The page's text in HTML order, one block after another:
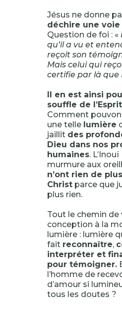
Jésus ne donne
déchire une
Question de foi : «
qu’il a vu et
reçoit son
Mais celui qui
certifie par là que
Il en est ainsi
souffle de
Comment
une telle lumière
jaillit des
Dieu dans nos
humaines.
murmure aux
n’ont rien de
Christparce que
plus rien.
Tout le chemin de
conception à la
lumière : lumière
fait reconnaître,
interpréter et
pour témoigner.
l’homme de
d’amour si
tous les doutes ?